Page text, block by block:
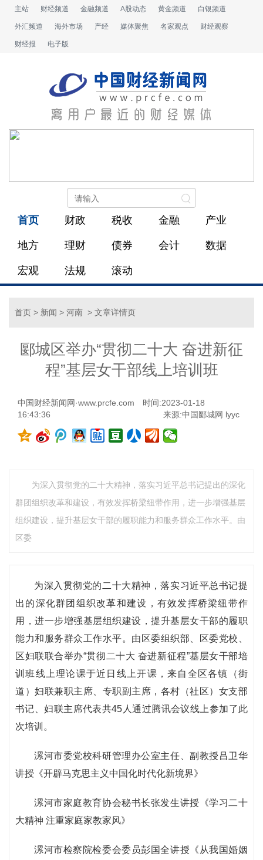
主站 财经频道 金融频道 A股动态 黄金频道 白银频道
外汇频道 海外市场 产经 媒体聚焦 名家观点 财经观察
财经报 电子版
首页 财政 税收 金融 产业
地方 理财 债券 会计 数据
宏观 法规 滚动
首页 > 新闻 > 河南 > 文章详情页
郾城区举办“贯彻二十大 奋进新征
程”基层女干部线上培训班
中国财经新闻网·www.prcfe.com
时间:2023-01-18
16:43:36
来源:中国郾城网 lyyc
为深入贯彻党的二十大精神，落实习近平总书记提出的深化
群团组织改革和建设，有效发挥桥梁纽带作用，进一步增强基层
组织建设，提升基层女干部的履职能力和服务群众工作水平。由
区委
为深入贯彻党的二十大精神，落实习近平总书记提
出的深化群团组织改革和建设，有效发挥桥梁纽带作
用，进一步增强基层组织建设，提升基层女干部的履职
能力和服务群众工作水平。由区委组织部、区委党校、
区妇联联合举办“贯彻二十大 奋进新征程”基层女干部培
训班线上理论课于近日线上开课，来自全区各镇（街
道）妇联兼职主席、专职副主席，各村（社区）女支部
书记、妇联主席代表共45人通过腾讯会议线上参加了此
次培训。
漯河市委党校科研管理办公室主任、副教授吕卫华
讲授《开辟马克思主义中国化时代化新境界》
漯河市家庭教育协会秘书长张发生讲授《学习二十
大精神 注重家庭家教家风》
漯河市检察院检委会委员彭国全讲授《从我国婚姻